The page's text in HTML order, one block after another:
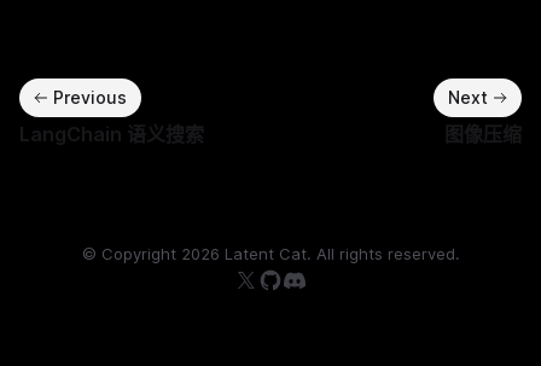
Previous
LangChain 语义搜索
Next
图像压缩
© Copyright 2026 Latent Cat. All rights reserved.
Follow us on X
Follow us on GitHub
Join our Discord server